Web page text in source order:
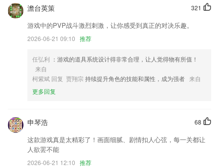
3：新增和修改配件增加默认货品类别和本营业点显示的类别
熄屏功能上线；
新增1款水印模版：专业水印
MJPEG解码器支持GPU加速
联系我们
以上就是旺乐软件下载的介绍，如果您喜欢这款软件，您可以到应用商店
进行打分评论，说出您的使用经历，以帮助我们更好的对产品进行优化修
321
澹台英策
游戏中的PVP战斗激烈刺激，让你感受到真正的对决乐趣。
2026-06-21 09:10 推荐
任弘利 ：游戏的道具系统设计得非常合理，让人觉得物有所值！
来自
柯紫斌 回复 贾翔宗 持续提升角色的技能和属性，成为强者 来自
更多回复
68
申琴浩
这款游戏真是太精彩了！画面细腻、剧情扣人心弦，每一关都让
人欲罢不能
2026-06-21 12:10 推荐